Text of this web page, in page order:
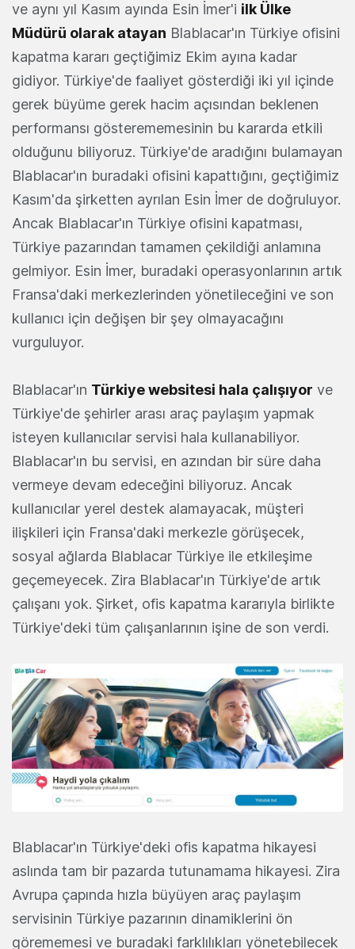
ve aynı yıl Kasım ayında Esin İmer'i ilk Ülke
Müdürü olarak atayan Blablacar'ın Türkiye ofisini
kapatma kararı geçtiğimiz Ekim ayına kadar
gidiyor. Türkiye'de faaliyet gösterdiği iki yıl içinde
gerek büyüme gerek hacim açısından beklenen
performansı gösterememesinin bu kararda etkili
olduğunu biliyoruz. Türkiye'de aradığını bulamayan
Blablacar'ın buradaki ofisini kapattığını, geçtiğimiz
Kasım'da şirketten ayrılan Esin İmer de doğruluyor.
Ancak Blablacar'ın Türkiye ofisini kapatması,
Türkiye pazarından tamamen çekildiği anlamına
gelmiyor. Esin İmer, buradaki operasyonlarının artık
Fransa'daki merkezlerinden yönetileceğini ve son
kullanıcı için değişen bir şey olmayacağını
vurguluyor.
Blablacar'ın Türkiye websitesi hala çalışıyor ve
Türkiye'de şehirler arası araç paylaşım yapmak
isteyen kullanıcılar servisi hala kullanabiliyor.
Blablacar'ın bu servisi, en azından bir süre daha
vermeye devam edeceğini biliyoruz. Ancak
kullanıcılar yerel destek alamayacak, müşteri
ilişkileri için Fransa'daki merkezle görüşecek,
sosyal ağlarda Blablacar Türkiye ile etkileşime
geçemeyecek. Zira Blablacar'ın Türkiye'de artık
çalışanı yok. Şirket, ofis kapatma kararıyla birlikte
Türkiye'deki tüm çalışanlarının işine de son verdi.
Blablacar'ın Türkiye'deki ofis kapatma hikayesi
aslında tam bir pazarda tutunamama hikayesi. Zira
Avrupa çapında hızla büyüyen araç paylaşım
servisinin Türkiye pazarının dinamiklerini ön
görememesi ve buradaki farklılıkları yönetebilecek